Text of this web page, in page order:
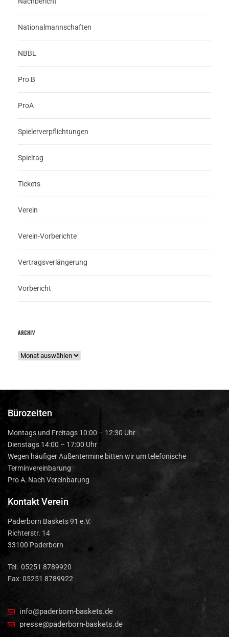
Nationalmannschaften
NBBL
Pro B
ProA
Spielerverpflichtungen
Spieltag
Tickets
Verein
Verein-Vorberichte
Vertragsverlängerung
Vorbericht
ARCHIV
Bürozeiten
Montags und Freitags 10:00 – 12:30 Uhr
Dienstags 14:00 – 17:00 Uhr
Wegen häufiger Außentermine bitten wir um telefonische
Terminvereinbarung
Pro A: Nach Vereinbarung
Kontakt Verein
Paderborn Baskets 91 e.V.
Richterstr. 14
33100 Paderborn
Tel: 05251 8789920
Fax: 05251 8789922
info@paderborn-baskets.de
presse@paderborn-baskets.de